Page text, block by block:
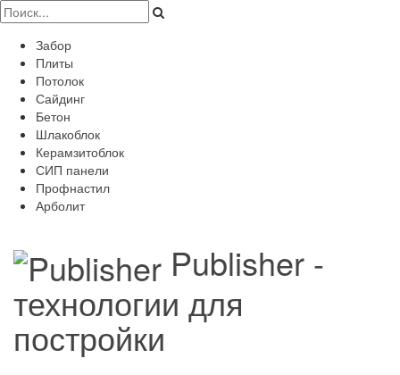
Забор
Плиты
Потолок
Сайдинг
Бетон
Шлакоблок
Керамзитоблок
СИП панели
Профнастил
Арболит
Publisher -
технологии для
постройки